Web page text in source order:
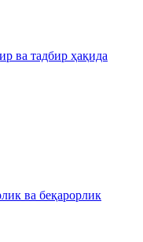
ва тадбир ҳақида
ва беқарорлик